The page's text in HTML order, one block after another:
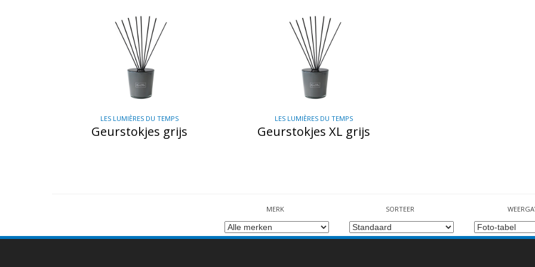
LES LUMIÈRES DU TEMPS
Geurstokjes grijs
LES LUMIÈRES DU TEMPS
Geurstokjes XL grijs
MERK SORTEER